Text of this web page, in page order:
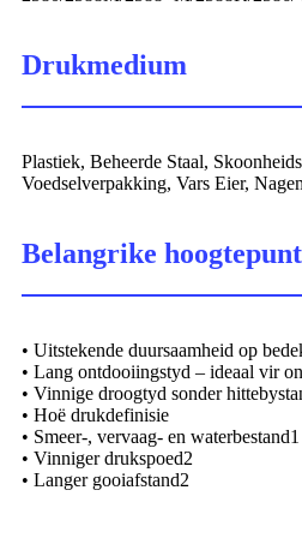
Drukmedium
Plastiek, Beheerde Staal,
Voedselverpakking, Vars Eier,
Belangrike
• Uitstekende duursaamheid op
• Lang ontdooiingstyd – ideaal vir
• Vinnige droogtyd sonder
• Hoë drukdefinisie
• Smeer-, vervaag- en waterbestand1
• Vinniger drukspoed2
• Langer gooiafstand2